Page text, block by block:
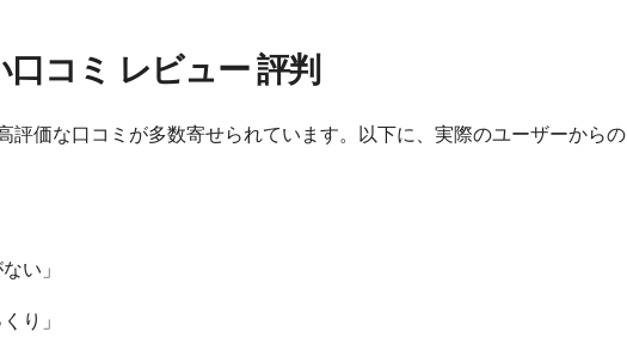
コミ レビュー 評判
評価な口コミが多数寄せられています。以下に、実際のユーザーからの
い」
り」